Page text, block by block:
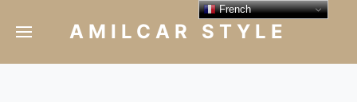
AMILCAR STYLE
French